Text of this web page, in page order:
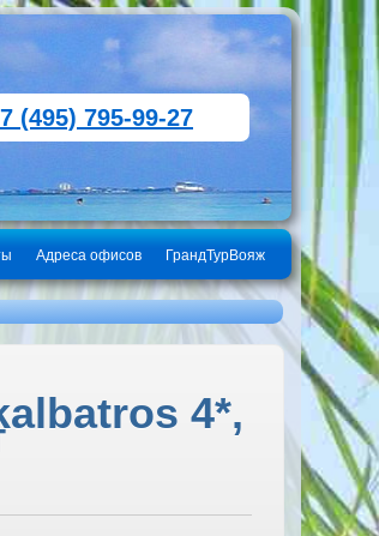
(495) 795-99-27
ГрандТурВояж
Адреса офисов
4*,